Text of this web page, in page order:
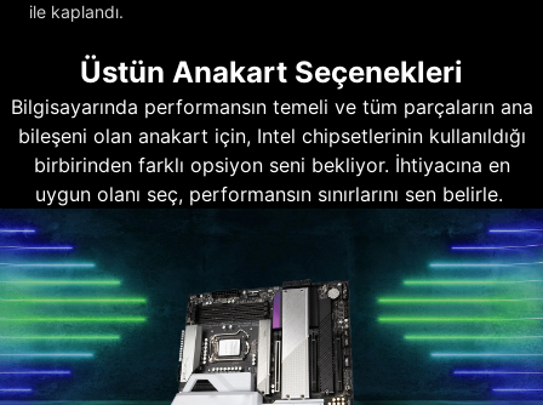
ile kaplandı.
Üstün Anakart Seçenekleri
Bilgisayarında performansın temeli ve tüm parçaların ana
bileşeni olan anakart için, Intel chipsetlerinin kullanıldığı
birbirinden farklı opsiyon seni bekliyor. İhtiyacına en
uygun olanı seç, performansın sınırlarını sen belirle.